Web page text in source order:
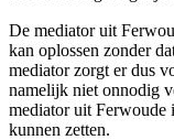
De mediator uit
kan oplossen zonder
mediator zorgt er dus
namelijk niet onnodig
mediator uit Ferwoude
kunnen zetten.